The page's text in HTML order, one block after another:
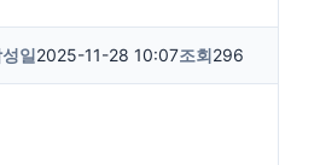
일2025-11-28 10:07조회296